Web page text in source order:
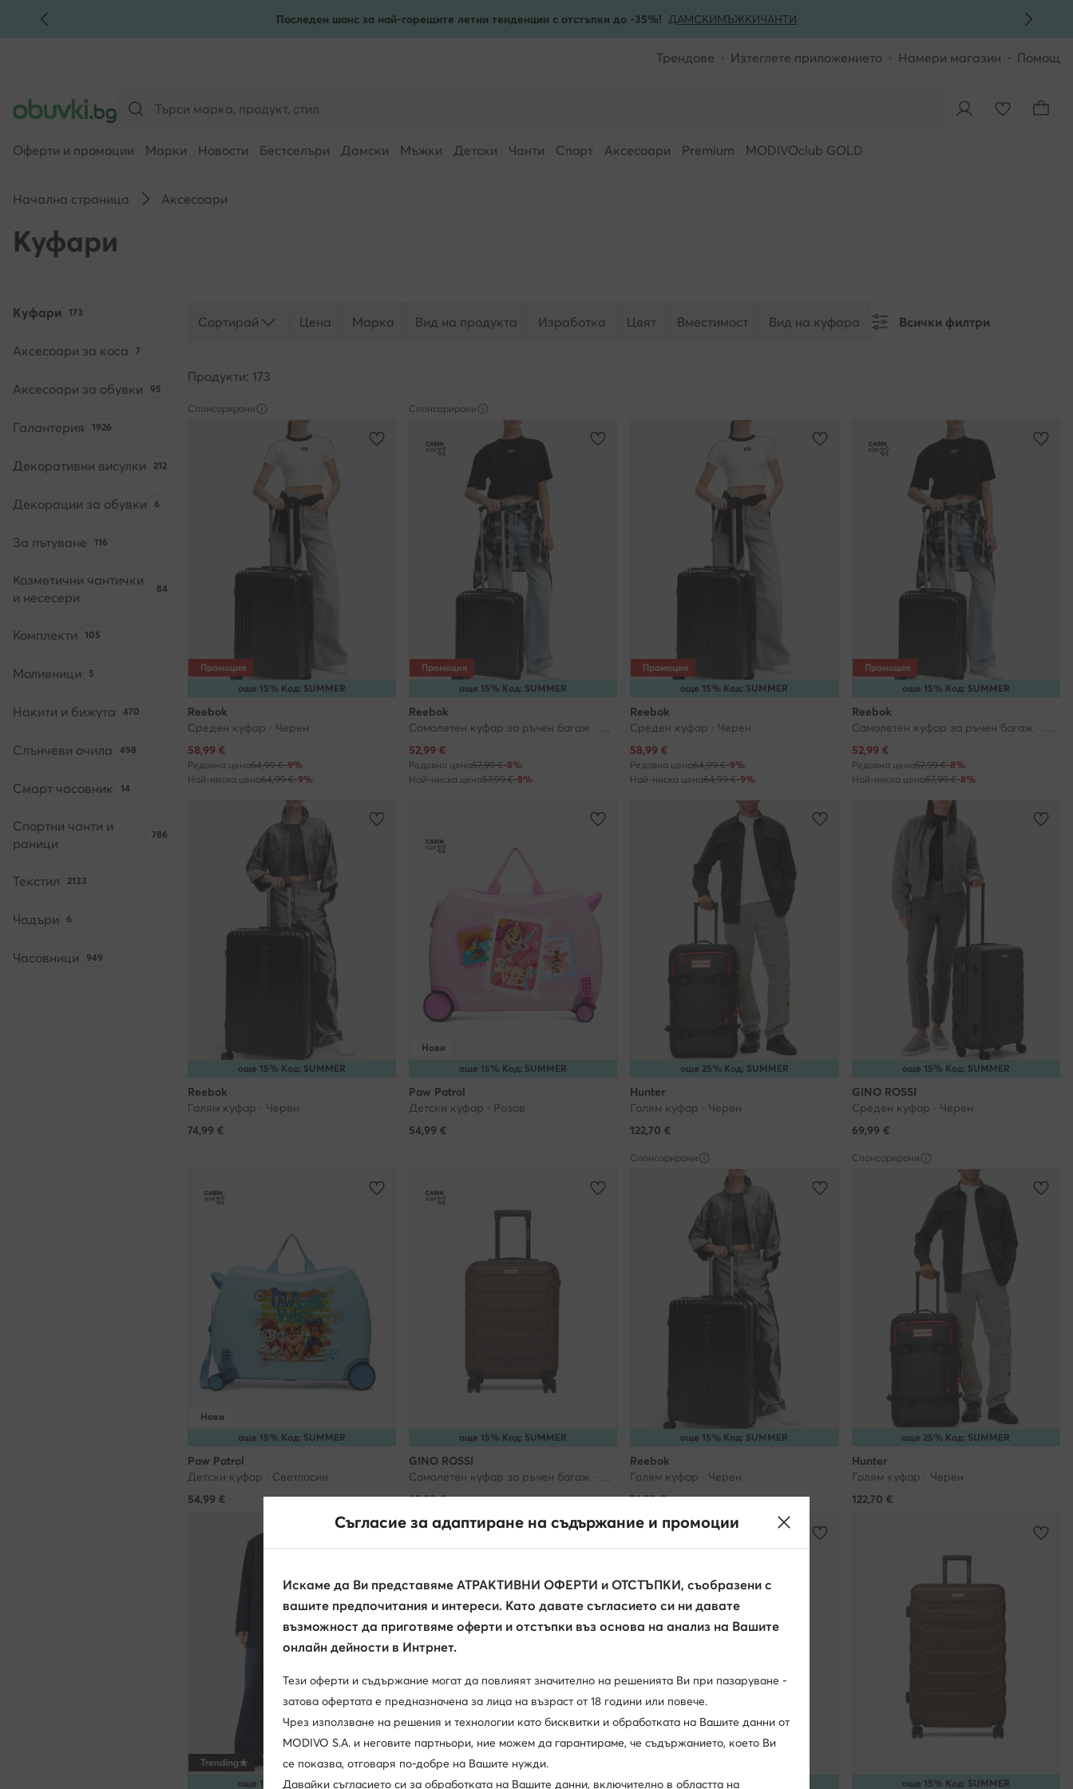
КЪМ ОСНОВНОТО СЪДЪРЖАНИЕ Последен шанс за най-горещите летни тенденции с отстъпки до -35%! ДАМСКИМЪЖКИЧАНТИ
Трендове Изтеглете приложението Намери магазин Помощ
Оферти и промоции Марки Новости Бестселъри Дамски Мъжки Детски Чанти Спорт Аксесоари Premium MODIVOclub GOLD
Начална страница Аксесоари
Куфари
Куфари Брой на продуктите:
173
Аксесоари за коса Брой на продуктите:
7
Аксесоари за обувки Брой на продуктите:
95
Галантерия Брой на продуктите:
1926
Декоративни висулки Брой на продуктите:
212
Декорации за обувки Брой на продуктите:
6
За пътуване Брой на продуктите:
116
Козметични чантички
и несесери
Брой на продуктите:
84
Комплекти Брой на продуктите:
105
Моливници Брой на продуктите:
5
Накити и бижута Брой на продуктите:
470
Слънчеви очила Брой на продуктите:
498
Смарт часовник Брой на продуктите:
14
Спортни чанти и
раници
Брой на продуктите:
786
Текстил Брой на продуктите:
2133
Чадъри Брой на продуктите:
6
Часовници Брой на продуктите:
949
Сортирай Цена Марка Вид на продукта Изработка Цвят Вместимост Вид на куфара Всички филтри
Продукти: 173
Спонсорирани
още 15% Код: SUMMER
Промоция
Reebok
Среден куфар · Черен
Актуална цена
58,99 €
Редовна цена64,99 €-9%
Най-ниска цена64,99 €-9%
Спонсорирани
още 15% Код: SUMMER
Промоция
Reebok
Самолетен куфар за ръчен багаж · Черен
Актуална цена
52,99 €
Редовна цена57,99 €-8%
Най-ниска цена57,99 €-8%
още 15% Код: SUMMER
Промоция
Reebok
Среден куфар · Черен
Актуална цена
58,99 €
Редовна цена64,99 €-9%
Най-ниска цена64,99 €-9%
още 15% Код: SUMMER
Промоция
Reebok
Самолетен куфар за ръчен багаж · Черен
Актуална цена
52,99 €
Редовна цена57,99 €-8%
Най-ниска цена57,99 €-8%
още 15% Код: SUMMER
Reebok
Голям куфар · Черен
74,99 €
още 15% Код: SUMMER
Нови
Paw Patrol
Детски куфар · Розов
54,99 €
още 25% Код: SUMMER
Hunter
Голям куфар · Черен
122,70 €
още 15% Код: SUMMER
GINO ROSSI
Среден куфар · Черен
69,99 €
още 15% Код: SUMMER
Нови
Paw Patrol
Детски куфар · Светлосин
54,99 €
още 15% Код: SUMMER
GINO ROSSI
Самолетен куфар за ръчен багаж · Тъмнокафяв
62,99€
Спонсорирани
още 15% Код: SUMMER
Reebok
Голям куфар · Черен
74,99€
Спонсорирани
още 25% Код: SUMMER
Hunter
Голям куфар · Черен
122,70 €
още 15% Код: SUMMER
Trending
още 15% Код: SUMMER още 15% Код: SUMMER още 15% Код: SUMMER
Съгласие за адаптиране на съдържание и промоции
Искаме да Ви представяме АТРАКТИВНИ ОФЕРТИ и ОТСТЪПКИ, съобразени с
вашите предпочитания и интереси. Като давате съгласието си ни давате
възможност да приготвяме оферти и отстъпки въз основа на анализ на Вашите
онлайн дейности в Интрнет.
Тези оферти и съдържание могат да повлияят значително на решенията Ви при пазаруване -
затова офертата е предназначена за лица на възраст от 18 години или повече.
Чрез използване на решения и технологии като бисквитки и обработката на Вашите данни от
MODIVO S.A. и неговите партньори, ние можем да гарантираме, че съдържанието, което Ви
се показва, отговаря по-добре на Вашите нужди.
Давайки съгласието си за обработката на Вашите данни, включително в областта на